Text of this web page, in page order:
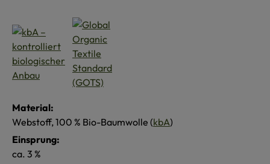
Material:
Webstoff, 100 % Bio-Baumwolle (kbA)
Einsprung:
ca. 3 %